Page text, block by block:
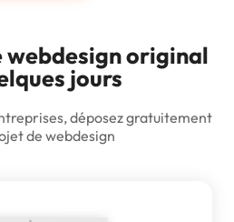
webdesign original
jours
déposez gratuitement
de webdesign